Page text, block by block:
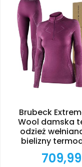
Brubeck
Wool damska
odzież
bielizny
Cena
709,99